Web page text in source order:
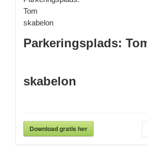
Parkeringsplads:
skabelon
Download gratis her